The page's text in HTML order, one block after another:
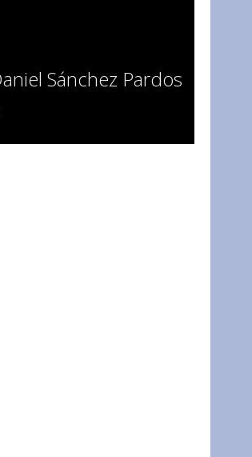
Sánchez Pardos